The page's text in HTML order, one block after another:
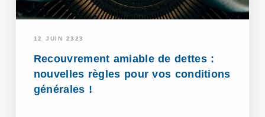
12 JUIN 2323
Recouvrement amiable de dettes :
nouvelles règles pour vos conditions
générales !